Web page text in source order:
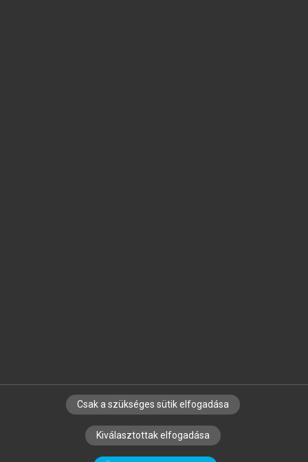
SZERZŐKNEK CÉGEKNEK KÖNYVTÁROSOKNAK
SZERKESZTÉSI ÉS LEKTORÁLÁSI ALAPELVEK
Csak a szükséges sütik elfogadása
Kiválasztottak elfogadása